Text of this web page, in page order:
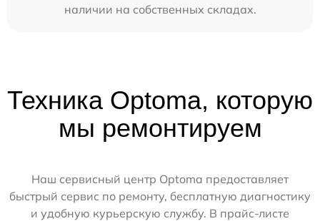
наличии на собственных складах.
Техника Optoma, которую
мы ремонтируем
Наш сервисный центр Optoma предоставляет
быстрый сервис по ремонту, бесплатную диагностику
и удобную курьерскую службу. В прайс-листе